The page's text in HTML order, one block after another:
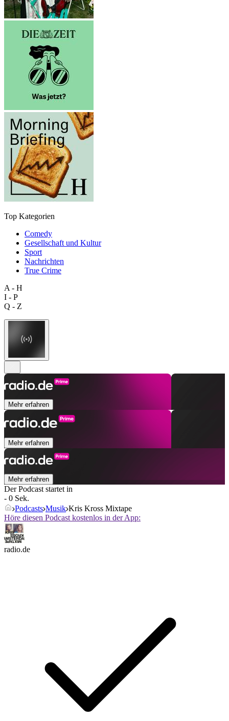
Top Kategorien
Comedy
Gesellschaft und Kultur
Sport
Nachrichten
True Crime
A - H
I - P
Q - Z
Mehr erfahren
Mehr erfahren
Mehr erfahren
Der Podcast startet in
- 0 Sek.
Podcasts Musik Kris Kross Mixtape
Höre diesen Podcast kostenlos in der App:
radio.de